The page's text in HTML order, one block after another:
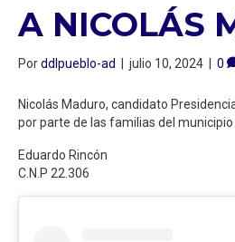
A NICOLÁS
Porddlpueblo-ad | julio 10, 2024 | 0
Nicolás Maduro, candidato
por parte de las familias del municipio
Eduardo Rincón
C.N.P 22.306